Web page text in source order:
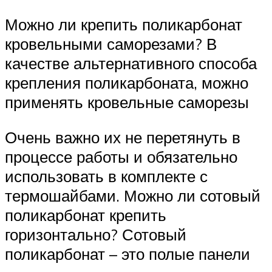
Можно ли крепить поликарбонат
кровельными саморезами? В
качестве альтернативного способа
крепления поликарбоната, можно
применять кровельные саморезы
Очень важно их не перетянуть в
процессе работы и обязательно
использовать в комплекте с
термошайбами. Можно ли сотовый
поликарбонат крепить
горизонтально? Сотовый
поликарбонат – это полые панели